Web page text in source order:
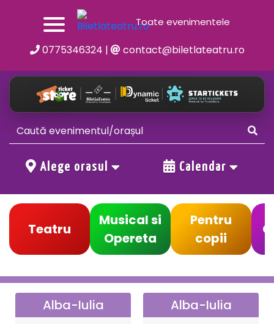
Toate evenimentele
0775346324 | contact@biletlateatru.ro
Alege orasul Calendar
Teatru
Musical si
Opereta
Pentru
copii
Alba-Iulia Alba-Iulia